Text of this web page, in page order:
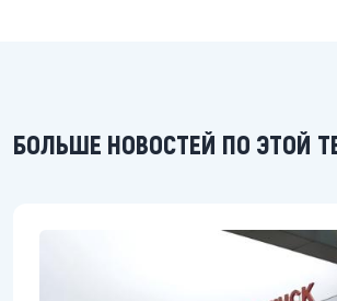
БОЛЬШЕ НОВОСТЕЙ ПО ЭТОЙ